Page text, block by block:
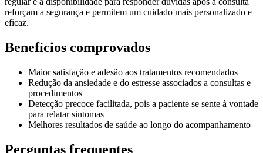
reforçam a segurança e permitem um cuidado mais personalizado e
eficaz.
Benefícios comprovados
Maior satisfação e adesão aos tratamentos recomendados
Redução da ansiedade e do estresse associados a consultas e
procedimentos
Detecção precoce facilitada, pois a paciente se sente à vontade
para relatar sintomas
Melhores resultados de saúde ao longo do acompanhamento
Perguntas frequentes